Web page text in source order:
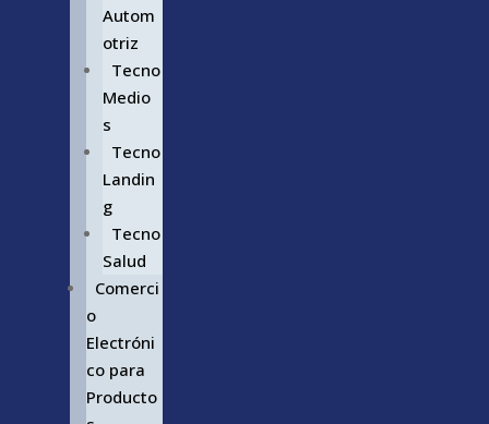
Autom
otriz
Tecno
Medio
s
Tecno
Landin
g
Tecno
Salud
Comerci
o
Electróni
co para
Producto